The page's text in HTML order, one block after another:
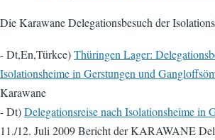
Die Karawane Delegationsbesuch der
- Dt,En,Türkce)Thüringen Lager:
Isolationsheime in Gerstungen und
Karawane
- Dt)Delegationsreise nach Isolationsheime in
11./12. Juli 2009 Bericht der KARAWANE